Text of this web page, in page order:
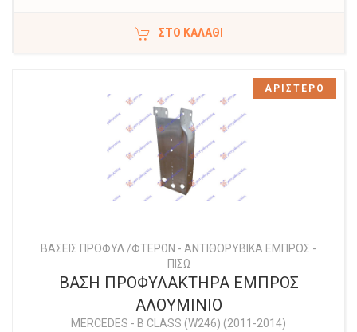
ΣΤΟ ΚΑΛΆΘΙ
ΒΑΣΕΙΣ ΠΡΟΦΥΛ./ΦΤΕΡΩΝ - ΑΝΤΙΘΟΡΥΒΙΚΑ ΕΜΠΡΟΣ -
ΠΙΣΩ
ΒΑΣΗ ΠΡΟΦΥΛΑΚΤΗΡΑ ΕΜΠΡΟΣ
ΑΛΟΥΜΙΝΙΟ
MERCEDES - B CLASS (W246) (2011-2014)
ΑΡΙΣΤΕΡΟ